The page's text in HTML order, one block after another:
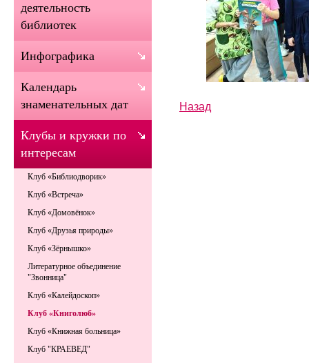
Назад
деятельность
библиотек
Инфографика
Календарь
знаменательных дат
Клубы и кружки по
интересам
Клуб «Библиодворик»
Клуб «Встреча»
Клуб «Домовёнок»
Клуб «Друзья природы»
Клуб «Зёрнышко»
Литературное объединение
"Звонница"
Клуб «Калейдоскоп»
Клуб «Книголюб»
Клуб «Книжная больница»
Клуб "КРАЕВЕД"